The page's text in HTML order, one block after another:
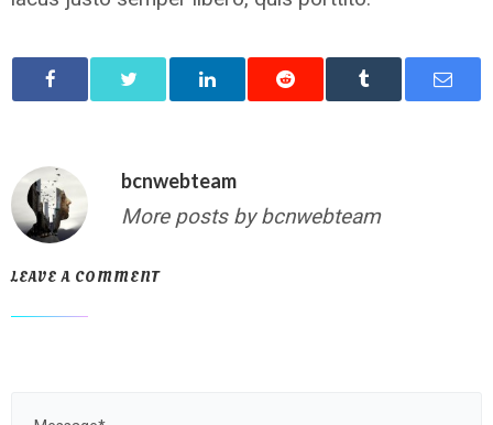
bcnwebteam
More posts by bcnwebteam
LEAVE A COMMENT